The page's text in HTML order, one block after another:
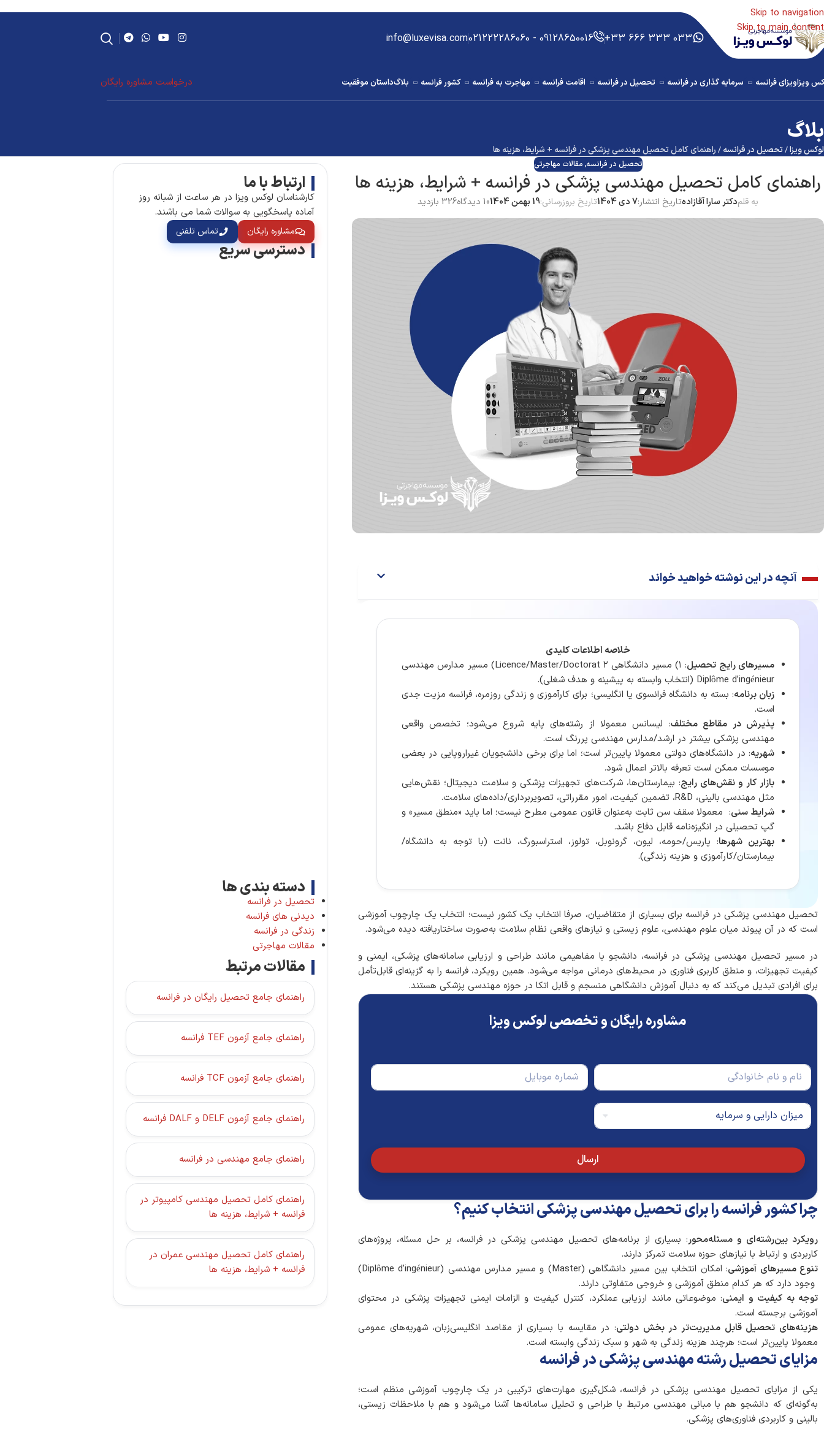
Skip to navigation
Skip to main content
033 333 666 33+
09128650016 - 021222286060
info@luxevisa.com
ویزاویزای فرانسه سرمایه گذاری در فرانسه تحصیل در فرانسه اقامت فرانسه مهاجرت به فرانسه کشور فرانسه بلاگداستان موفقیت درخواست مشاوره رایگان
بلاگ
لوکس ویزا/تحصیل در فرانسه/راهنمای کامل تحصیل مهندسی پزشکی در فرانسه + شرایط، هزینه ها
تحصیل در فرانسه, مقالات مهاجرتی
راهنمای کامل تحصیل مهندسی پزشکی در فرانسه + شرایط، هزینه ها
به قلمدکتر سارا آقازادهتاریخ انتشار:7 دی 1404 تاریخ بروزرسانی:19 بهمن 1404 10 دیدگاه 326 بازدید
آنچه در این نوشته خواهید خواند
خلاصه اطلاعات کلیدی
مسیرهای رایج تحصیل
: ۱) مسیر دانشگاهی Licence/Master/Doctorat ۲) مسیر مدارس مهندسی
Diplôme d’ingénieur (انتخاب وابسته به پیشینه و هدف شغلی).
زبان برنامه: بسته به دانشگاه فرانسوی یا انگلیسی؛ برای کارآموزی و زندگی روزمره، فرانسه مزیت جدی
است.
پذیرش در مقاطع مختلف: لیسانس معمولا از رشته‌های پایه شروع می‌شود؛ تخصص واقعی
مهندسی پزشکی بیشتر در ارشد/مدارس مهندسی پررنگ است.
شهریه: در دانشگاه‌های دولتی معمولا پایین‌تر است؛ اما برای برخی دانشجویان غیراروپایی در بعضی
موسسات ممکن است تعرفه بالاتر اعمال شود.
بازار کار و نقش‌های رایج: بیمارستان‌ها، شرکت‌های تجهیزات پزشکی و سلامت دیجیتال؛ نقش‌هایی
مثل مهندسی بالینی، R&D، تضمین کیفیت، امور مقرراتی، تصویربرداری/داده‌های سلامت.
شرایط سنی: معمولا سقف سن ثابت به‌عنوان قانون عمومی مطرح نیست؛ اما باید «منطق مسیر» و
گپ تحصیلی در انگیزه‌نامه قابل دفاع باشد.
بهترین شهرها: پاریس/حومه، لیون، گرونوبل، تولوز، استراسبورگ، نانت (با توجه به دانشگاه/
بیمارستان/کارآموزی و هزینه زندگی).
تحصیل مهندسی پزشکی در فرانسه برای بسیاری از متقاضیان، صرفا انتخاب یک کشور نیست؛ انتخاب یک چارچوب آموزشی
است که در آن پیوند میان علوم مهندسی، علوم زیستی و نیازهای واقعی نظام سلامت به‌صورت ساختاریافته دیده می‌شود.
در مسیر تحصیل مهندسی پزشکی در فرانسه، دانشجو با مفاهیمی مانند طراحی و ارزیابی سامانه‌های پزشکی، ایمنی و
کیفیت تجهیزات، و منطق کاربری فناوری در محیط‌های درمانی مواجه می‌شود. همین رویکرد، فرانسه را به گزینه‌ای قابل‌تأمل
برای افرادی تبدیل می‌کند که به دنبال آموزش دانشگاهی منسجم و قابل اتکا در حوزه مهندسی پزشکی هستند.
مشاوره رایگان و تخصصی لوکس ویزا
ن
م
و
ا
ا
د
گ
ی
*
م
ز
ن
ا
ی
و
س
ر
م
ا
ی
ه
*
ت
ف
ارسال
چرا کشور فرانسه را برای تحصیل مهندسی پزشکی انتخاب کنیم؟
رویکرد بین‌رشته‌ای و مسئله‌محور: بسیاری از برنامه‌های تحصیل مهندسی پزشکی در فرانسه، بر حل مسئله، پروژه‌های
کاربردی و ارتباط با نیازهای حوزه سلامت تمرکز دارند.
تنوع مسیرهای آموزشی
: امکان انتخاب بین مسیر دانشگاهی (Master) و مسیر مدارس مهندسی (Diplôme d’ingénieur)
وجود دارد که هر کدام منطق آموزشی و خروجی متفاوتی دارند.
توجه به کیفیت و ایمنی: موضوعاتی مانند ارزیابی عملکرد، کنترل کیفیت و الزامات ایمنی تجهیزات پزشکی در محتوای
آموزشی برجسته است.
هزینه‌های تحصیل قابل مدیریت‌تر در بخش دولتی: در مقایسه با بسیاری از مقاصد انگلیسی‌زبان، شهریه‌های عمومی
معمولا پایین‌تر است؛ هرچند هزینه زندگی به شهر و سبک زندگی وابسته است.
مزایای تحصیل رشته مهندسی پزشکی در فرانسه
یکی از مزایای تحصیل مهندسی پزشکی در فرانسه، شکل‌گیری مهارت‌های ترکیبی در یک چارچوب آموزشی منظم است؛
به‌گونه‌ای که دانشجو هم با مبانی مهندسی مرتبط با طراحی و تحلیل سامانه‌ها آشنا می‌شود و هم با ملاحظات زیستی،
بالینی و کاربردی فناوری‌های پزشکی.
ارتباط با ما
کارشناسان لوکس ویزا در هر ساعت از شبانه روز
آماده پاسخگویی به سوالات شما می باشند.
مشاوره رایگان تماس تلفنی
دسترسی سریع
دسته بندی ها
تحصیل در فرانسه
دیدنی های فرانسه
زندگی در فرانسه
مقالات مهاجرتی
مقالات مرتبط
راهنمای جامع تحصیل رایگان در فرانسه
راهنمای جامع آزمون TEF فرانسه
راهنمای جامع آزمون TCF فرانسه
راهنمای جامع آزمون DELF و DALF فرانسه
راهنمای جامع مهندسی در فرانسه
راهنمای کامل تحصیل مهندسی کامپیوتر در
فرانسه + شرایط، هزینه ها
راهنمای کامل تحصیل مهندسی عمران در
فرانسه + شرایط، هزینه ها